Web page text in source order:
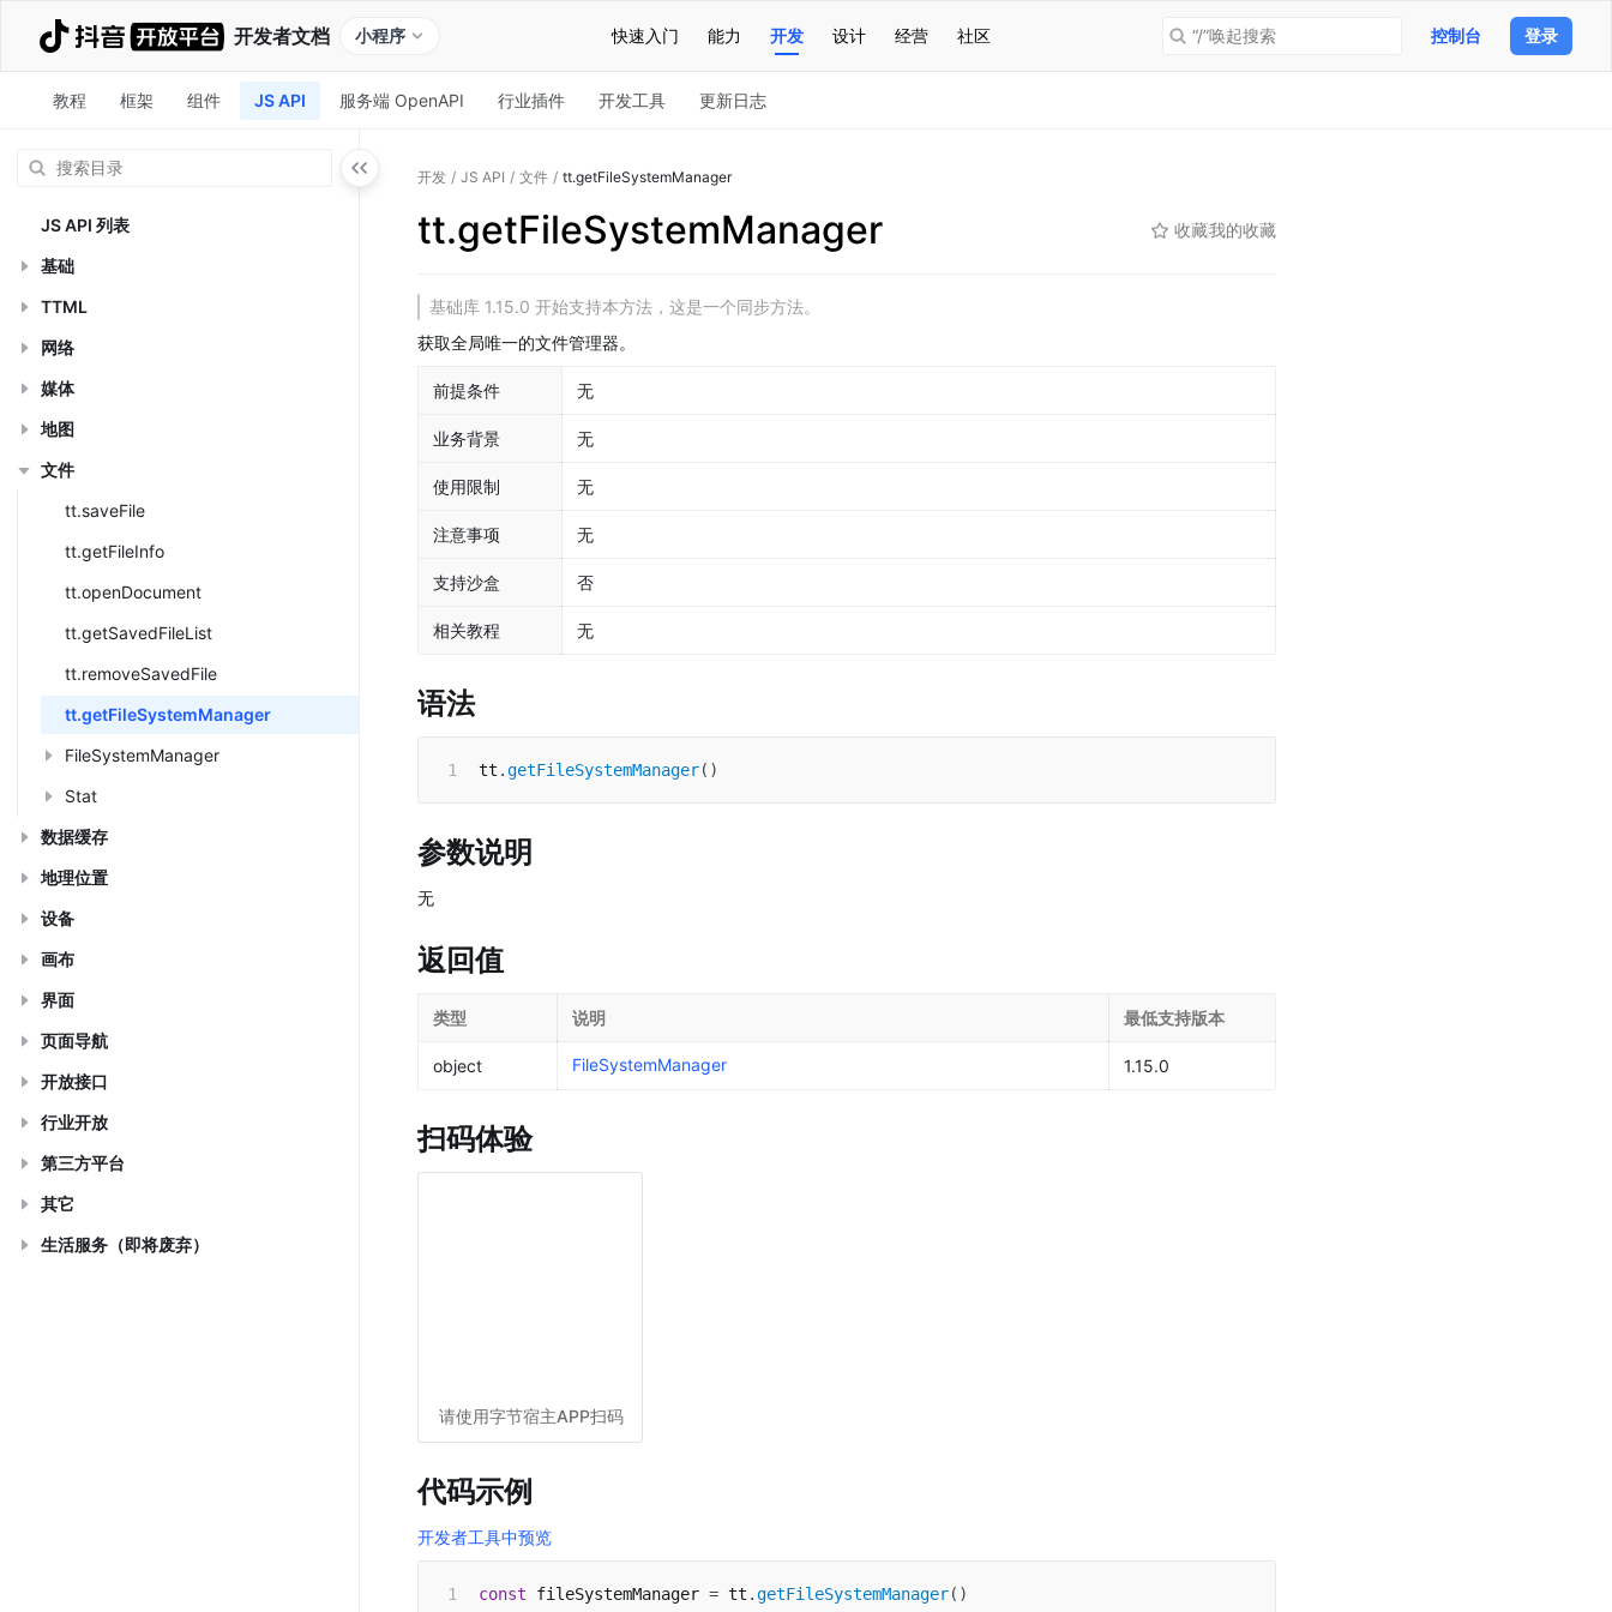
开发者文档 小程序 快速入门 能力 开发 设计 经营 社区 “/”唤起搜索 控制台 登录
教程 框架 组件 JS API 服务端 OpenAPI 行业插件 开发工具 更新日志
JS API 列表
基础
TTML
网络
媒体
地图
文件
tt.saveFile
tt.getFileInfo
tt.openDocument
tt.getSavedFileList
tt.removeSavedFile
tt.getFileSystemManager
FileSystemManager
Stat
数据缓存
地理位置
设备
画布
界面
页面导航
开放接口
行业开放
第三方平台
其它
生活服务（即将废弃）
开发 / JS API / 文件 / tt.getFileSystemManager
tt.getFileSystemManager 收藏我的收藏
基础库 1.15.0 开始支持本方法，这是一个同步方法。
获取全局唯一的文件管理器。
前提条件 无
业务背景 无
使用限制 无
注意事项 无
支持沙盒 否
相关教程 无
语法
tt .getFileSystemManager( )
参数说明
无
返回值
类型 说明 最低支持版本
object FileSystemManager 1.15.0
扫码体验
请使用字节宿主APP扫码
代码示例
开发者工具中预览
const fileSystemManager = tt .getFileSystemManager( )